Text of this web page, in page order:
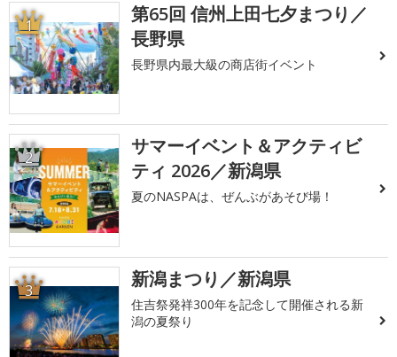
1
第65回 信州上田七夕まつり／
長野県
長野県内最大級の商店街イベント
2
サマーイベント＆アクティビ
ティ 2026／新潟県
夏のNASPAは、ぜんぶがあそび場！
3 新潟まつり／新潟県
住吉祭発祥300年を記念して開催される新
潟の夏祭り